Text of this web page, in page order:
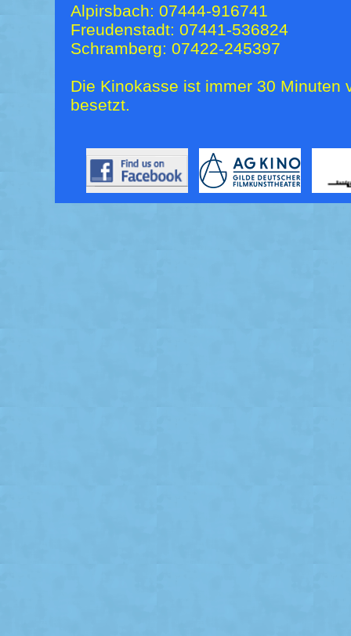
Alpirsbach: 07444-916741
Freudenstadt: 07441-536824
Schramberg: 07422-245397
Die Kinokasse ist immer 30 Minuten
besetzt.